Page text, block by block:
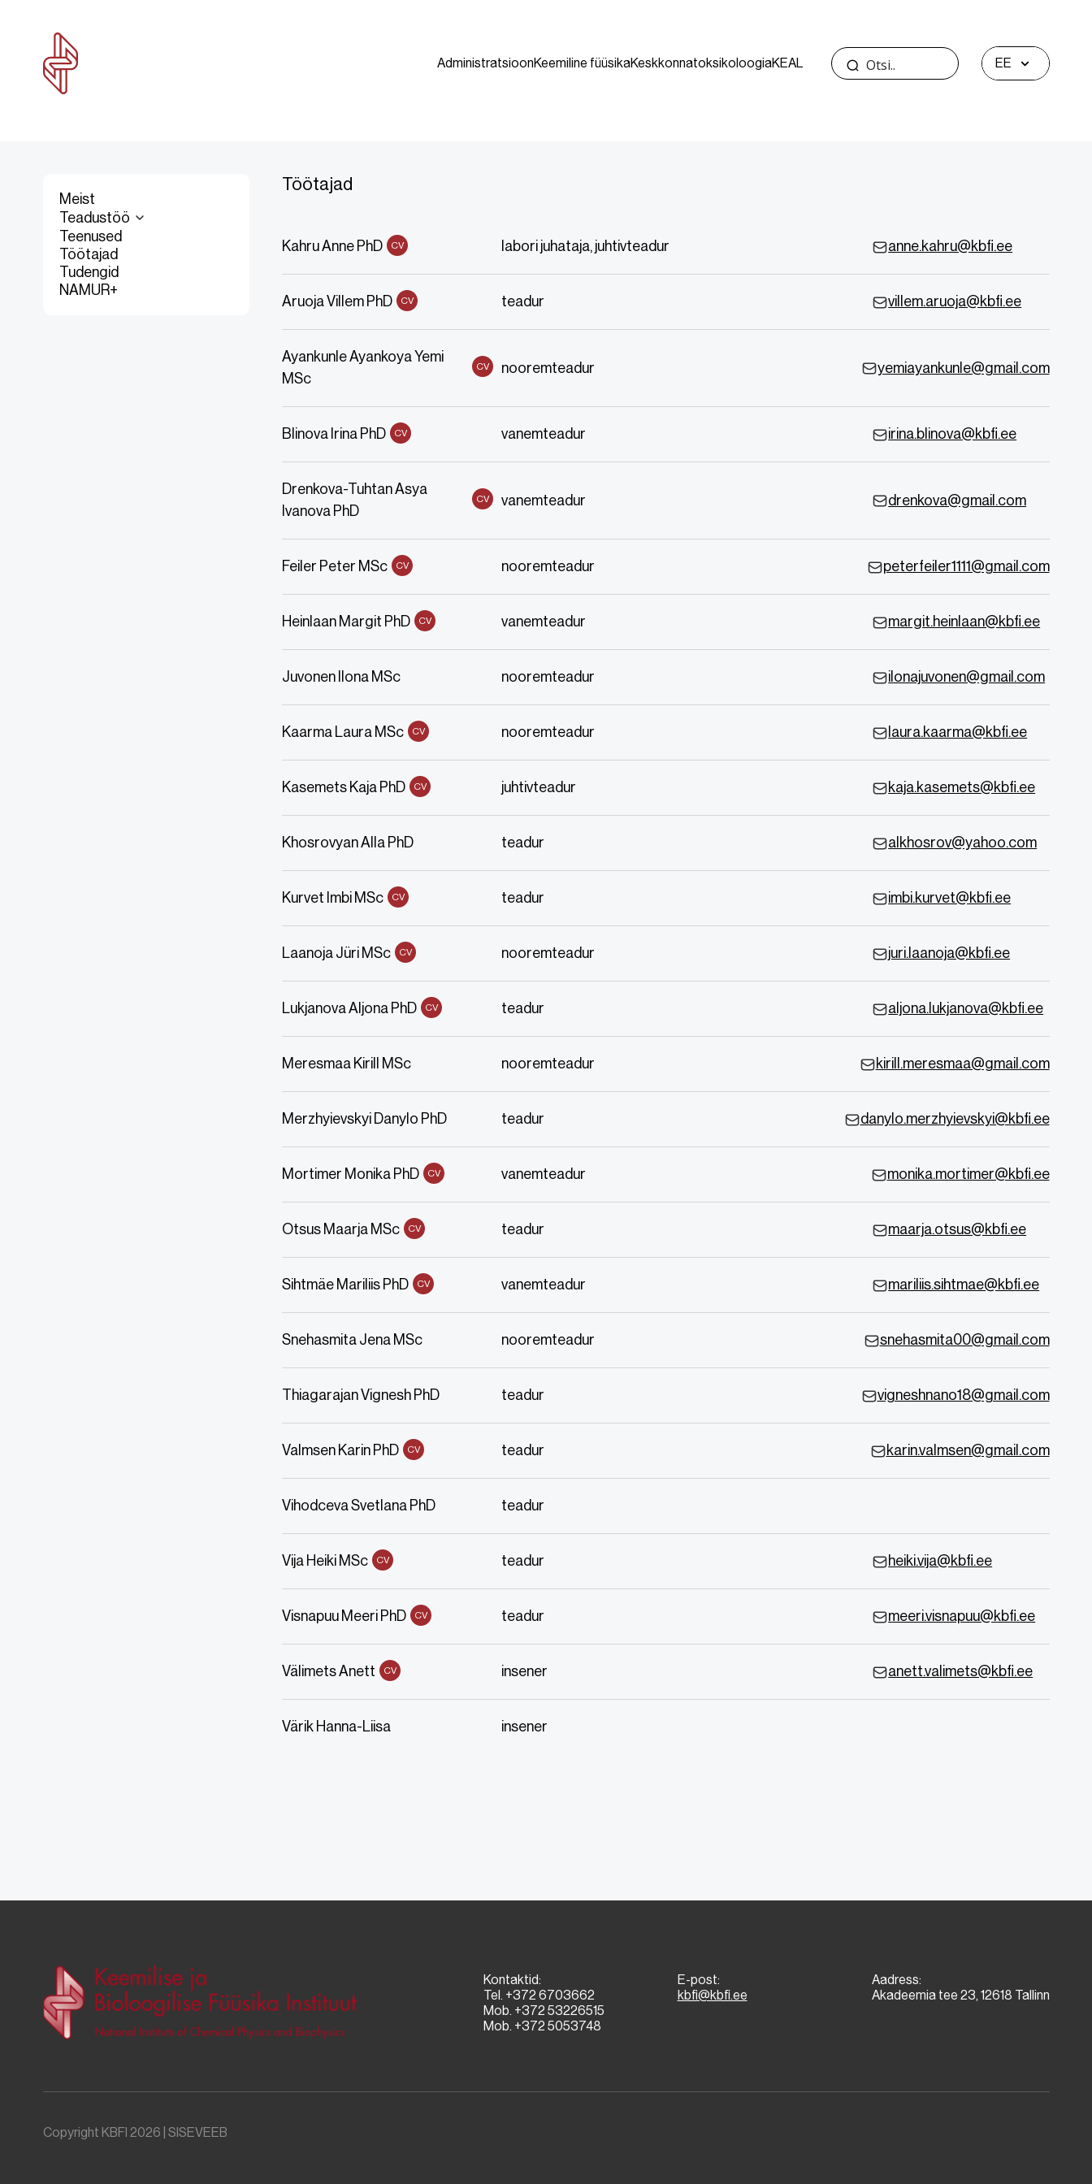
AdministratsioonKeemiline füüsikaKeskkonnatoksikoloogiaKEAL EE
Meist
Teadustöö
Teenused
Töötajad
Tudengid
NAMUR+
Töötajad
Kahru Anne PhD CV labori juhataja, juhtivteadur anne.kahru@kbfi.ee
Aruoja Villem PhD CV teadur villem.aruoja@kbfi.ee
Ayankunle Ayankoya Yemi
MSc
CV nooremteadur yemiayankunle@gmail.com
Blinova Irina PhD CV vanemteadur irina.blinova@kbfi.ee
Drenkova-Tuhtan Asya
Ivanova PhD
CV vanemteadur drenkova@gmail.com
Feiler Peter MSc CV nooremteadur peterfeiler1111@gmail.com
Heinlaan Margit PhD CV vanemteadur margit.heinlaan@kbfi.ee
Juvonen Ilona MSc nooremteadur ilonajuvonen@gmail.com
Kaarma Laura MSc CV nooremteadur laura.kaarma@kbfi.ee
Kasemets Kaja PhD CV juhtivteadur kaja.kasemets@kbfi.ee
Khosrovyan Alla PhD teadur alkhosrov@yahoo.com
Kurvet Imbi MSc CV teadur imbi.kurvet@kbfi.ee
Laanoja Jüri MSc CV nooremteadur juri.laanoja@kbfi.ee
Lukjanova Aljona PhD CV teadur aljona.lukjanova@kbfi.ee
Meresmaa Kirill MSc nooremteadur kirill.meresmaa@gmail.com
Merzhyievskyi Danylo PhD teadur danylo.merzhyievskyi@kbfi.ee
Mortimer Monika PhD CV vanemteadur monika.mortimer@kbfi.ee
Otsus Maarja MSc CV teadur maarja.otsus@kbfi.ee
Sihtmäe Mariliis PhD CV vanemteadur mariliis.sihtmae@kbfi.ee
Snehasmita Jena MSc nooremteadur snehasmita00@gmail.com
Thiagarajan Vignesh PhD teadur vigneshnano18@gmail.com
Valmsen Karin PhD CV teadur karin.valmsen@gmail.com
Vihodceva Svetlana PhD teadur
Vija Heiki MSc CV teadur heiki.vija@kbfi.ee
Visnapuu Meeri PhD CV teadur meeri.visnapuu@kbfi.ee
Välimets Anett CV insener anett.valimets@kbfi.ee
Värik Hanna-Liisa insener
Kontaktid:
Tel. +372 6703662
Mob. +372 53226515
Mob. +372 5053748
E-post:
kbfi@kbfi.ee
Aadress:
Akadeemia tee 23, 12618 Tallinn
Copyright KBFI 2026 | SISEVEEB